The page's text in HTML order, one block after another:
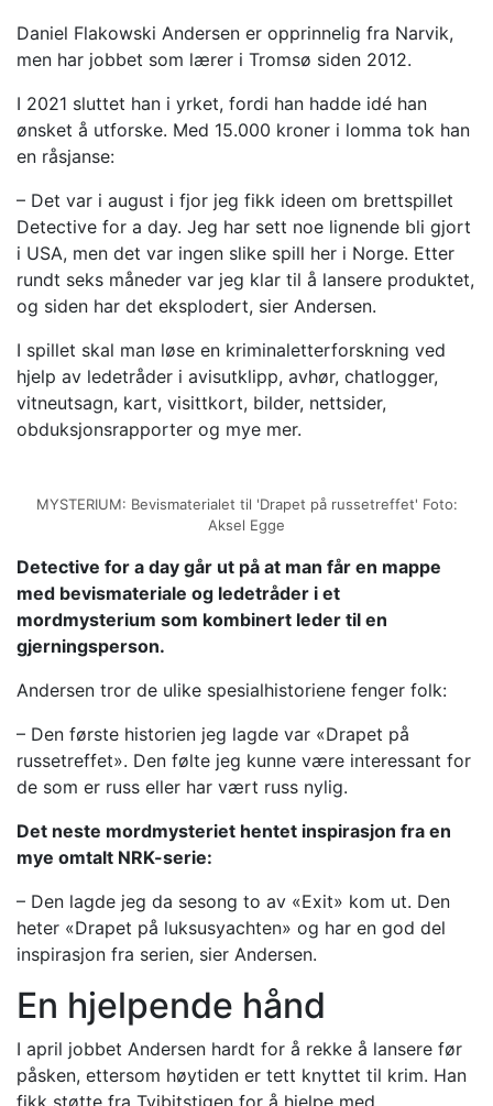
Daniel Flakowski Andersen er opprinnelig fra Narvik,
men har jobbet som lærer i Tromsø siden 2012.
I 2021 sluttet han i yrket, fordi han hadde idé han
ønsket å utforske. Med 15.000 kroner i lomma tok han
en råsjanse:
– Det var i august i fjor jeg fikk ideen om brettspillet
Detective for a day. Jeg har sett noe lignende bli gjort
i USA, men det var ingen slike spill her i Norge. Etter
rundt seks måneder var jeg klar til å lansere produktet,
og siden har det eksplodert, sier Andersen.
I spillet skal man løse en kriminaletterforskning ved
hjelp av ledetråder i avisutklipp, avhør, chatlogger,
vitneutsagn, kart, visittkort, bilder, nettsider,
obduksjonsrapporter og mye mer.
MYSTERIUM: Bevismaterialet til 'Drapet på russetreffet' Foto:
Aksel Egge
Detective for a day går ut på at man får en mappe
med bevismateriale og ledetråder i et
mordmysterium som kombinert leder til en
gjerningsperson.
Andersen tror de ulike spesialhistoriene fenger folk:
– Den første historien jeg lagde var «Drapet på
russetreffet». Den følte jeg kunne være interessant for
de som er russ eller har vært russ nylig.
Det neste mordmysteriet hentet inspirasjon fra en
mye omtalt NRK-serie:
– Den lagde jeg da sesong to av «Exit» kom ut. Den
heter «Drapet på luksusyachten» og har en god del
inspirasjon fra serien, sier Andersen.
En hjelpende hånd
I april jobbet Andersen hardt for å rekke å lansere før
påsken, ettersom høytiden er tett knyttet til krim. Han
fikk støtte fra Tvibitstigen for å hjelpe med